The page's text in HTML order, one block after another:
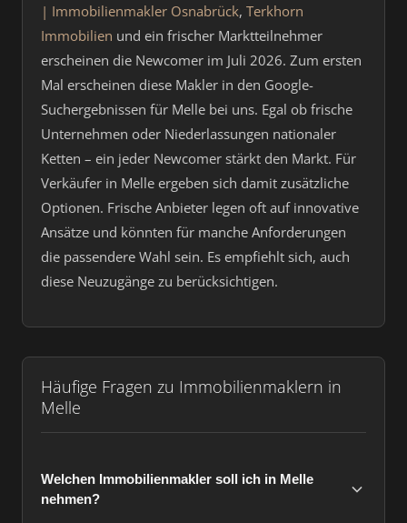
| Immobilienmakler Osnabrück, Terkhorn
Immobilien und ein frischer Marktteilnehmer
erscheinen die Newcomer im Juli 2026. Zum ersten
Mal erscheinen diese Makler in den Google-
Suchergebnissen für Melle bei uns. Egal ob frische
Unternehmen oder Niederlassungen nationaler
Ketten – ein jeder Newcomer stärkt den Markt. Für
Verkäufer in Melle ergeben sich damit zusätzliche
Optionen. Frische Anbieter legen oft auf innovative
Ansätze und könnten für manche Anforderungen
die passendere Wahl sein. Es empfiehlt sich, auch
diese Neuzugänge zu berücksichtigen.
Häufige Fragen zu Immobilienmaklern in
Melle
Welchen Immobilienmakler soll ich in Melle
nehmen?